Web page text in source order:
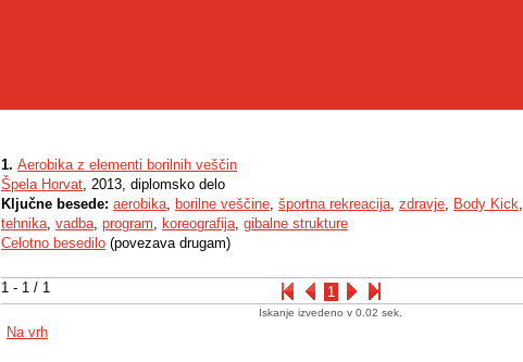
1 - 1 / 1 1
1. Aerobika z elementi borilnih veščin
Špela Horvat, 2013, diplomsko delo
Ključne besede: aerobika, borilne veščine, športna rekreacija, zdravje, Body Kick,
tehnika, vadba, program, koreografija, gibalne strukture
Celotno besedilo (povezava drugam)
Iskanje izvedeno v 0.02 sek.
Na vrh